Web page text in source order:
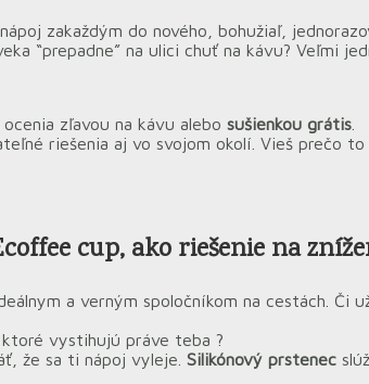
zakaždým do nového, bohužiaľ,
“prepadne” na ulici chuť na kávu? Veľmi
zľavou na kávu alebo sušienkou grátis
riešenia aj vo svojom okolí. Vieš prečo
cup, ako riešenie na
a verným spoločníkom na cestách.
vystihujú práve teba ?
že sa ti nápoj vyleje. Silikónový prstenec